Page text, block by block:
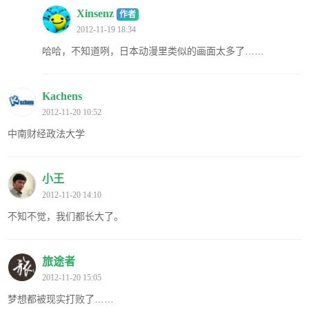
Xinsenz 作者
2012-11-19 18:34
哈哈，不知道咧，日本动漫里类似的画面太多了……
Kachens
2012-11-20 10:52
中南财经政法大学
小王
2012-11-20 14:10
不知不觉，我们都长大了。
旅途者
2012-11-20 15:05
梦想都被现实打败了……